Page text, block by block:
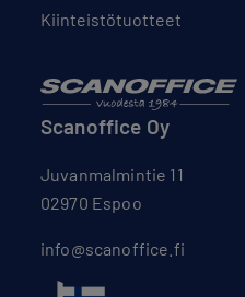
Kiinteistötuotteet
Scanoffice Oy
Juvanmalmintie 11
02970 Espoo
info@scanoffice.fi